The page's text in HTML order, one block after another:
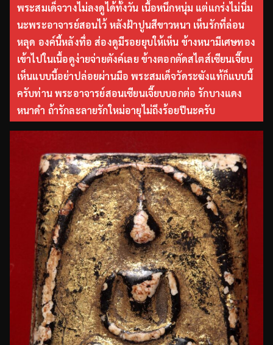
พระสมเด็จวางไม่ลงดูได้ทั้งวัน เนื้อหนึกหนุ่ม แต่แกร่งไม่นิ่ม
นะพระอาจารย์สอนไว้ หลังฝ้าปูนสีขาวหนา เห็นรักที่ล่อน
หลุด องค์นี้หลังทื่อ ส่องดูมีรอยยุบให้เห็น ข้างหนามีเศษทอง
เข้าไปในเนื้อดูง่ายจ่ายตังค์เลย ข้างตอกตัดสไตส์เซียนเจี๊ยบ
เห็นแบบนี้อย่าปล่อยผ่านมือ พระสมเด็จวัดระฆังแท้ก็แบบนี้
ครับท่าน พระอาจารย์สอนเซียนเจี๊ยบบอกต่อ รักบางแดง
หนาดำ ถ้ารักละลายรักใหม่อายุไม่ถึงร้อยปีนะครับ